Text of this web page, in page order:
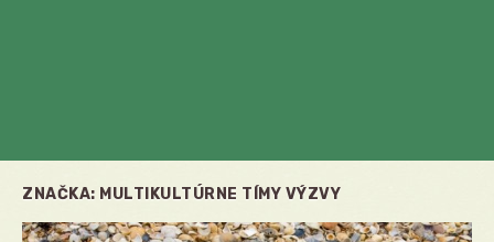
ZNAČKA: MULTIKULTÚRNE TÍMY VÝZVY